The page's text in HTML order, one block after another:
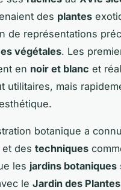
des plantes
de représentations
végétales. Les
en noir et blanc et
utilitaires, mais
botanique a
et des techniques
les jardins botaniques
le Jardin des Plantes